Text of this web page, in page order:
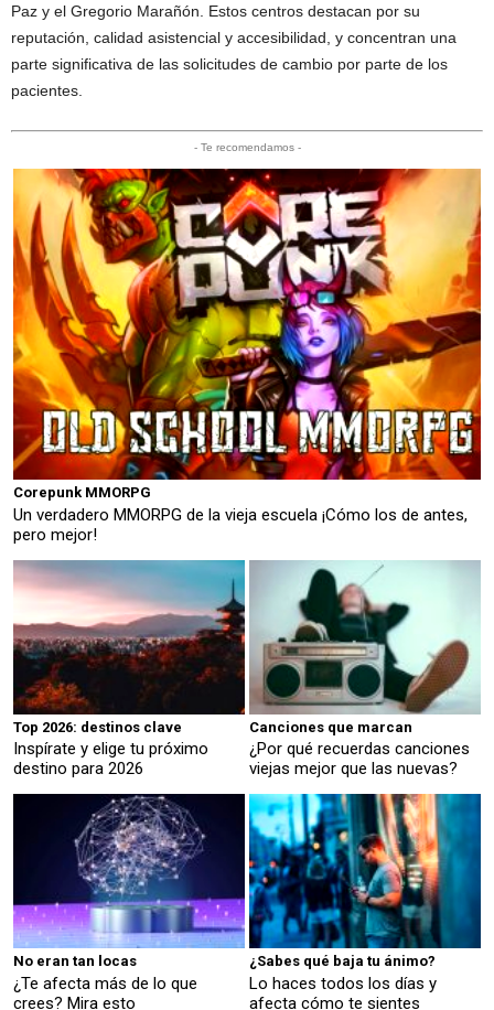
Paz y el Gregorio Marañón. Estos centros destacan por su
reputación, calidad asistencial y accesibilidad, y concentran una
parte significativa de las solicitudes de cambio por parte de los
pacientes.
- Te recomendamos -
Corepunk MMORPG
Un verdadero MMORPG de la vieja escuela ¡Cómo los de antes,
pero mejor!
Top 2026: destinos clave
Inspírate y elige tu próximo
destino para 2026
Canciones que marcan
¿Por qué recuerdas canciones
viejas mejor que las nuevas?
No eran tan locas
¿Te afecta más de lo que
crees? Mira esto
¿Sabes qué baja tu ánimo?
Lo haces todos los días y
afecta cómo te sientes